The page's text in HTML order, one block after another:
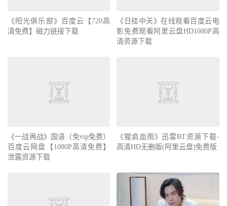
《阳光俱乐部》百度云【720高
清免费】磁力链接下载
《日挂中天》在线观看百度云电
影免费观看阿里云盘HD1080P高
清资源下载
《一战再战》国语（免vip免费）
百度云网盘【1080P高清免费】
泄露资源下载
《猩疯血雨》迅雷BT资源下载-
高清HD无删版(阿里云盘)免费版